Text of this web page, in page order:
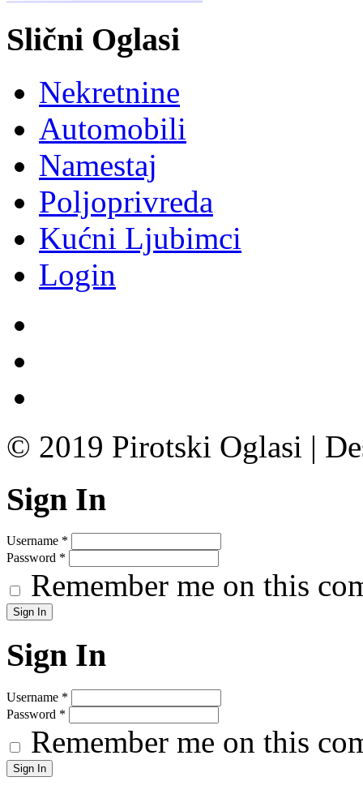
Slični Oglasi
Nekretnine
Automobili
Namestaj
Poljoprivreda
Kućni Ljubimci
Login
© 2019 Pirotski Oglasi |
Sign In
Username *
Password *
Remember me on this
Sign In
Username *
Password *
Remember me on this